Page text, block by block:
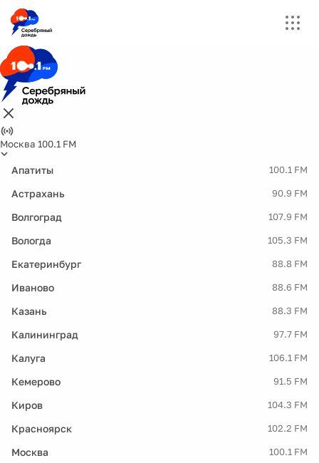
Москва 100.1 FM
Апатиты 100.1 FM
Астрахань 90.9 FM
Волгоград 107.9 FM
Вологда 105.3 FM
Екатеринбург 88.8 FM
Иваново 88.6 FM
Казань 88.3 FM
Калининград 97.7 FM
Калуга 106.1 FM
Кемерово 91.5 FM
Киров 104.3 FM
Красноярск 102.2 FM
Москва 100.1 FM